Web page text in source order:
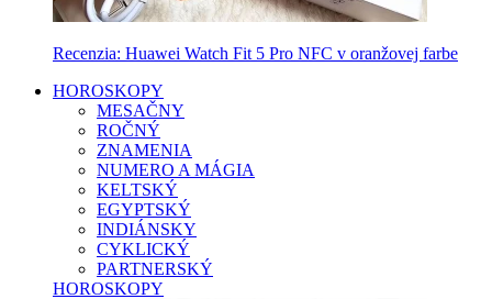
Recenzia: Huawei Watch Fit 5 Pro NFC v oranžovej farbe
HOROSKOPY
MESAČNY
ROČNÝ
ZNAMENIA
NUMERO A MÁGIA
KELTSKÝ
EGYPTSKÝ
INDIÁNSKY
CYKLICKÝ
PARTNERSKÝ
HOROSKOPY